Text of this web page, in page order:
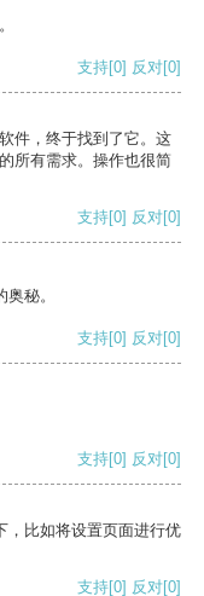
支持[0] 反对[0]
件，终于找到了它。这
所有需求。操作也很简
支持[0] 反对[0]
秘。
支持[0] 反对[0]
支持[0] 反对[0]
，比如将设置页面进行优
支持[0] 反对[0]